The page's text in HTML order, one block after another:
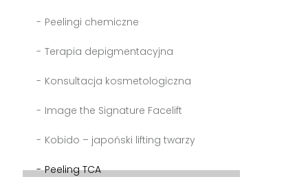
Peelingi chemiczne
Terapia depigmentacyjna
Konsultacja kosmetologiczna
Image the Signature Facelift
Kobido – japoński lifting twarzy
Peeling TCA